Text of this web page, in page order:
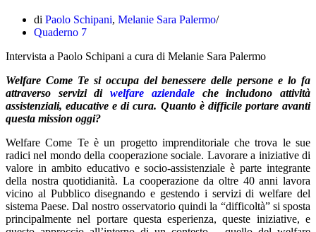
di Paolo Schipani, Melanie Sara Palermo
Quaderno 7
Intervista a Paolo Schipani a cura di Melanie Sara Palermo
Welfare Come Te si occupa del benessere delle persone e lo fa
attraverso servizi diwelfare aziendaleche includono attività
assistenziali, educative e di cura. Quanto è difficile portare avanti
questa mission oggi?
Welfare Come Te è un progetto imprenditoriale che trova le sue
radici nel mondo della cooperazione sociale. Lavorare a iniziative di
valore in ambito educativo e socio-assistenziale è parte integrante
della nostra quotidianità. La cooperazione da oltre 40 anni lavora
vicino al Pubblico disegnando e gestendo i servizi di welfare del
sistema Paese. Dal nostro osservatorio quindi la “difficoltà” si sposta
principalmente nel portare questa esperienza, queste iniziative, e